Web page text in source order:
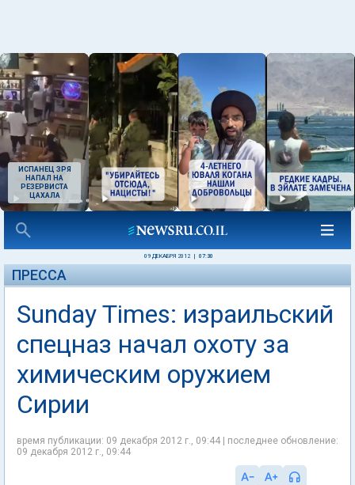
ИСПАНЕЦ ЗРЯ
НАПАЛ НА
РЕЗЕРВИСТА
ЦАХАЛА
09 ДЕКАБРЯ 2012 07:30
ПРЕССА
Sunday Times: израильский
спецназ начал охоту за
химическим оружием
Сирии
время публикации: 09 декабря 2012 г., 09:44 | последнее обновление:
09 декабря 2012 г., 09:44